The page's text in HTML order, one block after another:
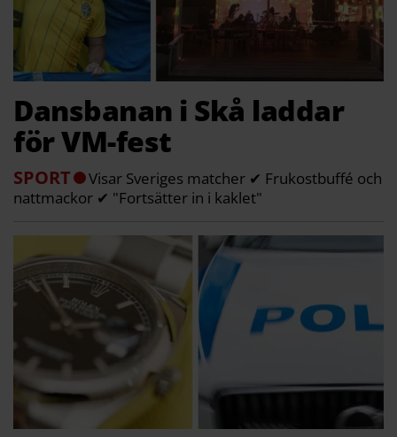
Dansbanan i Skå laddar
för VM-fest
SPORT
Visar Sveriges matcher ✔ Frukostbuffé och
nattmackor ✔ "Fortsätter in i kaklet"